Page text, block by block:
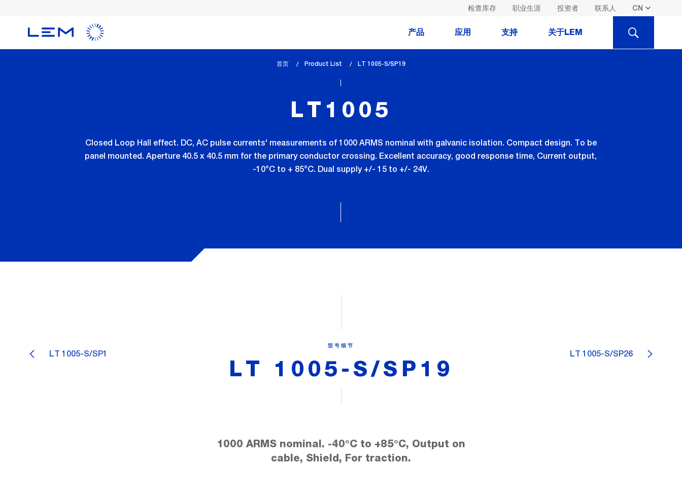
检查库存 职业生涯 投资者 联系人
产品 应用 支持 关于LEM SEARCH
首页 Product List
lem_current_page
LT 1005-S/SP19
LT1005
Closed Loop Hall effect. DC, AC pulse currents' measurements of 1000 ARMS nominal with galvanic isolation. Compact design. To be
panel mounted. Aperture 40.5 x 40.5 mm for the primary conductor crossing. Excellent accuracy, good response time, Current output,
-10°C to + 85°C. Dual supply +/- 15 to +/- 24V.
LT 1005-S/SP1 LT 1005-S/SP26
型号细节
LT 1005-S/SP19
1000 ARMS nominal. -40°C to +85°C, Output on
cable, Shield, For traction.